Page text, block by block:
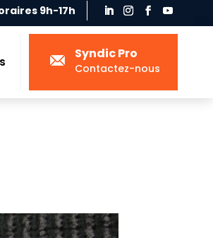
9h-17h
Syndic Pro
Contactez-nous